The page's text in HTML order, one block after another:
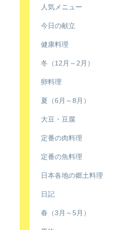
人気メニュー
今日の献立
健康料理
冬（12月～2月）
卵料理
夏（6月～8月）
大豆・豆腐
定番の肉料理
定番の魚料理
日本各地の郷土料理
日記
春（3月～5月）